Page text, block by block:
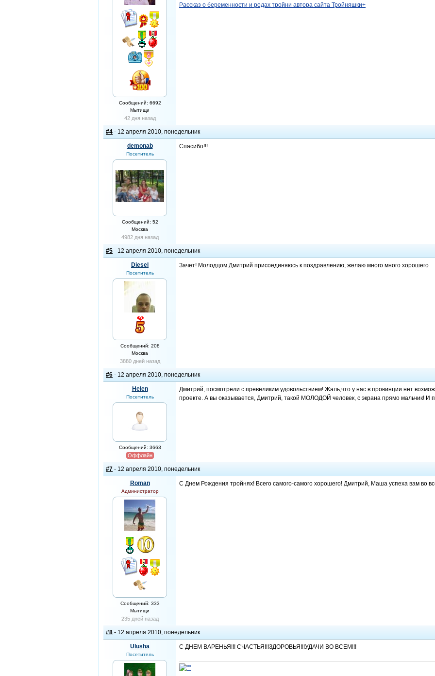
Сообщений: 6692
Мытищи
42 дня назад
Рассказ о беременности и родах тройни автора сайта Тройняшки+
#4 - 12 апреля 2010, понедельник
demonab
Посетитель
Сообщений: 52
Москва
4982 дня назад
Спасибо!!!
#5 - 12 апреля 2010, понедельник
Diesel
Посетитель
Сообщений: 208
Москва
3880 дней назад
Зачет! Молодцом Дмитрий присоединяюсь к поздравлению, желаю много много хорошего
#6 - 12 апреля 2010, понедельник
Helen
Посетитель
Сообщений: 3663
Оффлайн
Дмитрий, посмотрели с превеликим удовольствием! Жаль,что у нас в провинции нет
проекте. А вы оказывается, Дмитрий, такой МОЛОДОЙ человек, с экрана прямо мальчик! И
#7 - 12 апреля 2010, понедельник
Roman
Администратор
Сообщений: 333
Мытищи
235 дней назад
C Днем Рождения тройнях! Всего самого-самого хорошего! Дмитрий, Маша успеха вам во
#8 - 12 апреля 2010, понедельник
Ulusha
Посетитель
С ДНЕМ ВАРЕНЬЯ!!! СЧАСТЬЯ!!!ЗДОРОВЬЯ!!!УДАЧИ ВО ВСЕМ!!!